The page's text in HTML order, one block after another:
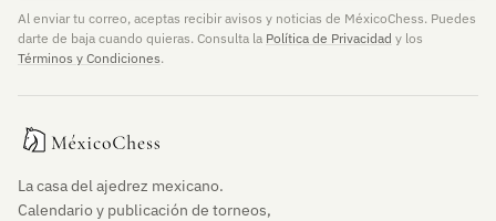
Al enviar tu correo, aceptas recibir avisos y noticias de MéxicoChess. Puedes
darte de baja cuando quieras. Consulta la Política de Privacidad y los
Términos y Condiciones.
La casa del ajedrez mexicano.
Calendario y publicación de torneos,